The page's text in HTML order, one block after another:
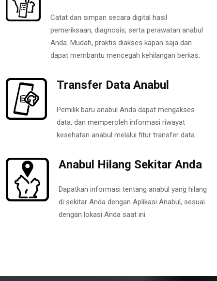
Catat dan simpan secara digital hasil
pemeriksaan, diagnosis, serta perawatan anabul
Anda. Mudah, praktis diakses kapan saja dan
dapat membantu mencegah kehilangan berkas.
Transfer Data Anabul
Pemilik baru anabul Anda dapat mengakses
data, dan memperoleh informasi riwayat
kesehatan anabul melalui fitur transfer data.
Anabul Hilang Sekitar Anda
Dapatkan informasi tentang anabul yang hilang
di sekitar Anda dengan Aplikasi Anabul, sesuai
dengan lokasi Anda saat ini.